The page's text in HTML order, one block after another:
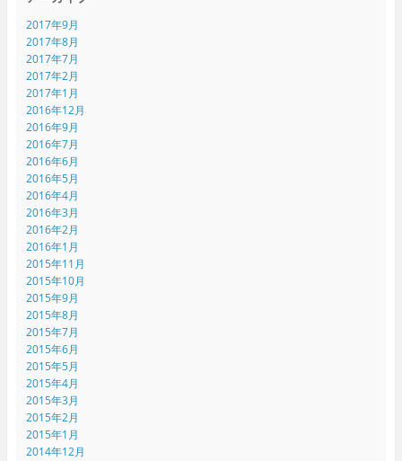
2017年9月
2017年8月
2017年7月
2017年2月
2017年1月
2016年12月
2016年9月
2016年7月
2016年6月
2016年5月
2016年4月
2016年3月
2016年2月
2016年1月
2015年11月
2015年10月
2015年9月
2015年8月
2015年7月
2015年6月
2015年5月
2015年4月
2015年3月
2015年2月
2015年1月
2014年12月